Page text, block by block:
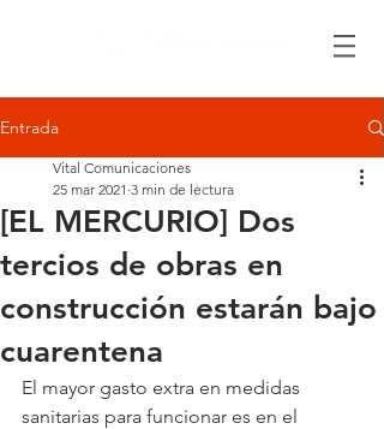
Entrada
[EL MERCURIO] Dos
tercios de obras en
construcción estarán bajo
cuarentena
Vital Comunicaciones
25 mar 2021 3 min de lectura
El mayor gasto extra en medidas
sanitarias para funcionar es en el